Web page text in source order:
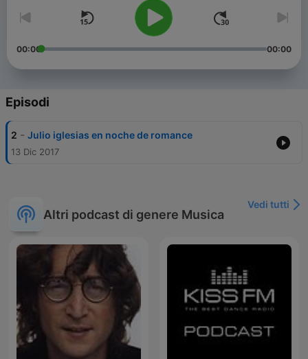
00:00 00:00
Episodi
2 - Julio iglesias en noche de romance
13 Dic 2017
Altri podcast di genere Musica
Vedi tutti